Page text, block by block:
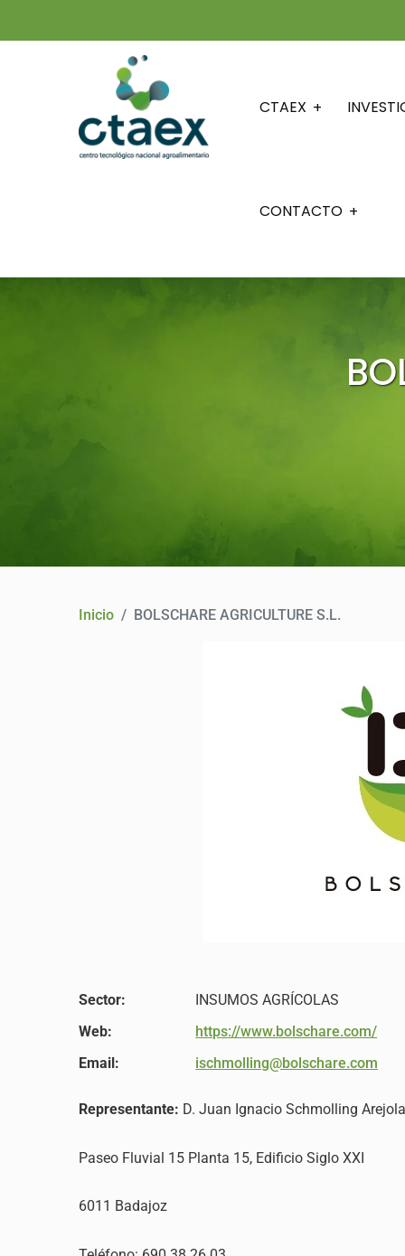
CTAEX
CONTACTO
Inicio BOLSCHARE AGRICULTURE S.L.
Sector:
INSUMOS AGRÍCOLAS
Web:
https://www.bolschare.com/
Email:
ischmolling@bolschare.com
Representante: D. Juan Ignacio Schmolling Arejola
Paseo Fluvial 15 Planta 15, Edificio Siglo XXI
6011 Badajoz